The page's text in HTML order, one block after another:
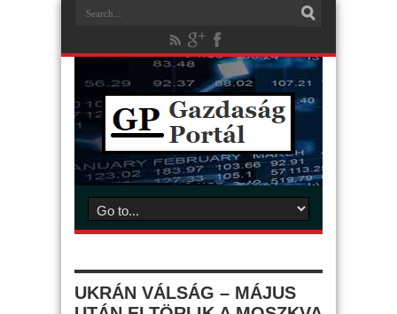
UKRÁN VÁLSÁG – MÁJUS